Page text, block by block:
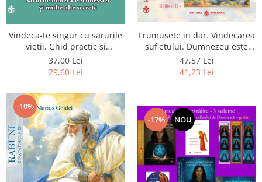
Vindeca-te singur cu sarurile
vietii. Ghid practic si
informativ. Sarurile minerale
Schuessler si multe alte
secrete
37,00 Lei
29,60 Lei
Frumusete in dar. Vindecarea
sufletului. Dumnezeu este
chiar dragostea ta. Editia a 2-
a
47,57 Lei
41,23 Lei
-10%
-17% NOU